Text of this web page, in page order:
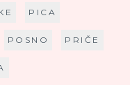
PICA
POSNO PRIČE